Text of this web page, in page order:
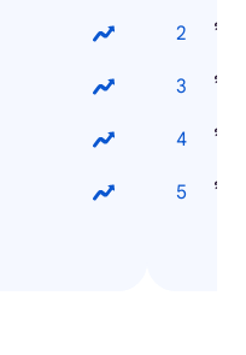
วิธี
วิธี
วิ
วิ